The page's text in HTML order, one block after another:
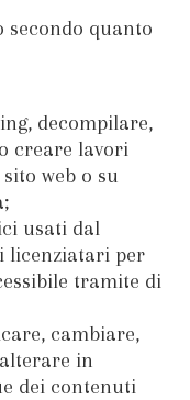
secondo quanto
decompilare,
creare lavori
web o su
usati dal
licenziatari per
tramite di
cambiare,
in
dei contenuti